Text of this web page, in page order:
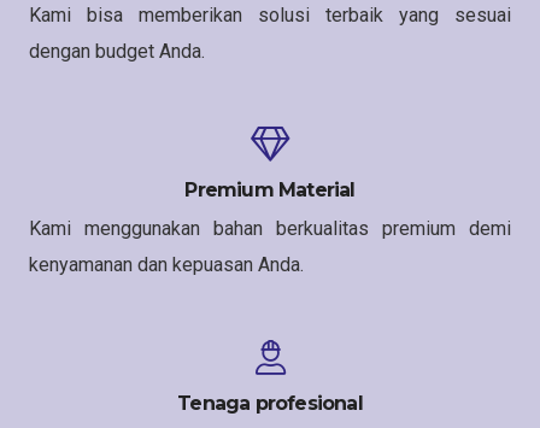
Kami bisa memberikan solusi terbaik yang sesuai
dengan budget Anda.
Premium Material
Kami menggunakan bahan berkualitas premium demi
kenyamanan dan kepuasan Anda.
Tenaga profesional